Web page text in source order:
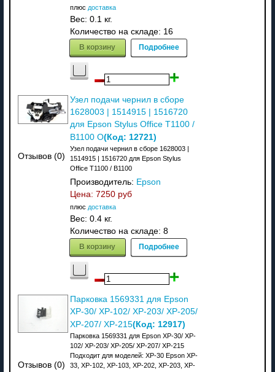
плюс доставка
Вес: 0.1 кг.
Количество на складе: 16
В корзину Подробнее
Отзывов (0)
Узел подачи чернил в сборе
1628003 | 1514915 | 1516720
для Epson Stylus Office T1100 /
B1100 О(Код: 12721)
Узел подачи чернил в сборе 1628003 |
1514915 | 1516720 для Epson Stylus
Office T1100 / B1100
Производитель: Epson
Цена: 7250 руб
плюс доставка
Вес: 0.4 кг.
Количество на складе: 8
В корзину Подробнее
Отзывов (0)
Парковка 1569331 для Epson
XP-30/ XP-102/ XP-203/ XP-205/
XP-207/ XP-215(Код: 12917)
Парковка 1569331 для Epson XP-30/ XP-
102/ XP-203/ XP-205/ XP-207/ XP-215
Подходит для моделей: XP-30 Epson XP-
33, XP-102, XP-103, XP-202, XP-203, XP-